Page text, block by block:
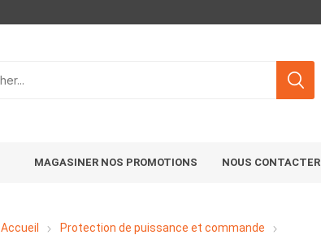
MAGASINER NOS PROMOTIONS NOUS CONTACTER
Accueil
Protection de puissance et commande